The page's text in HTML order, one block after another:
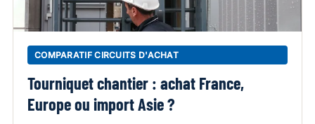
COMPARATIF CIRCUITS D'ACHAT
Tourniquet chantier : achat France,
Europe ou import Asie ?